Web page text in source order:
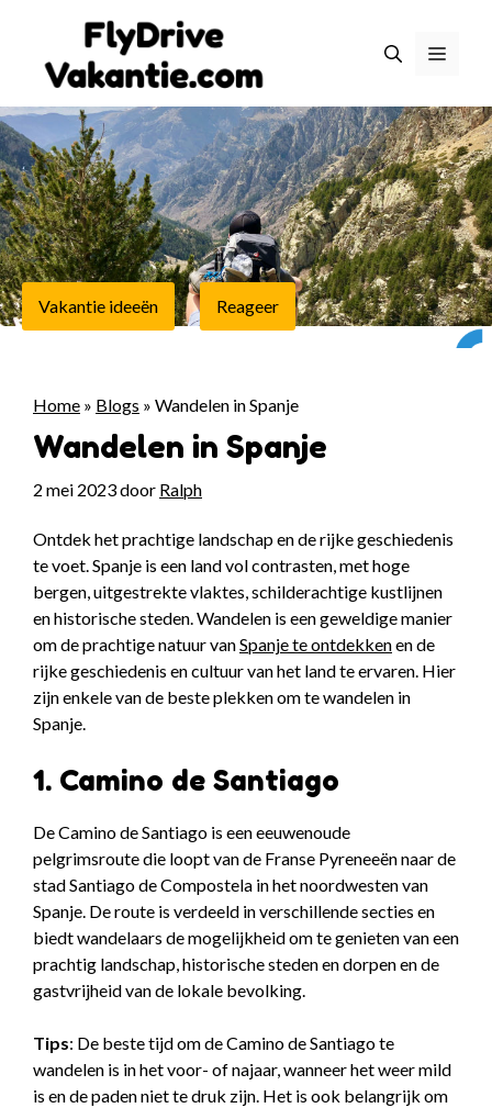
Menu
Vakantie ideeën Reageer
Home » Blogs » Wandelen in Spanje
Wandelen in Spanje
2 mei 2023door Ralph
Ontdek het prachtige landschap en de rijke geschiedenis
te voet. Spanje is een land vol contrasten, met hoge
bergen, uitgestrekte vlaktes, schilderachtige kustlijnen
en historische steden. Wandelen is een geweldige manier
om de prachtige natuur vanSpanje te ontdekkenen de
rijke geschiedenis en cultuur van het land te ervaren. Hier
zijn enkele van de beste plekken om te wandelen in
Spanje.
1. Camino de Santiago
De Camino de Santiago is een eeuwenoude
pelgrimsroute die loopt van de Franse Pyreneeën naar de
stad Santiago de Compostela in het noordwesten van
Spanje. De route is verdeeld in verschillende secties en
biedt wandelaars de mogelijkheid om te genieten van een
prachtig landschap, historische steden en dorpen en de
gastvrijheid van de lokale bevolking.
Tips: De beste tijd om de Camino de Santiago te
wandelen is in het voor- of najaar, wanneer het weer mild
is en de paden niet te druk zijn. Het is ook belangrijk om